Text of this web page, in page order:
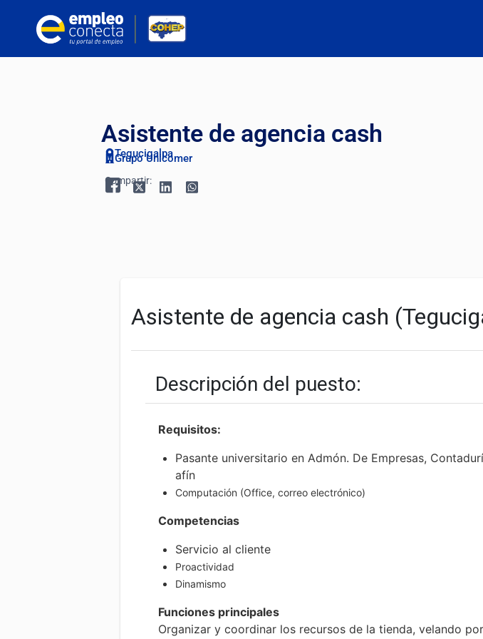
Asistente de agencia cash
Tegucigalpa
Grupo Unicomer
Compartir: